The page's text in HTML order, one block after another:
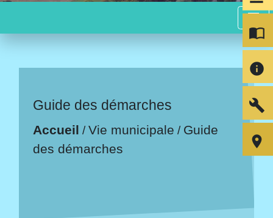
menu
Guide des démarches
Accueil /Vie municipale / Guide
des démarches
import_contacts
info
build
room